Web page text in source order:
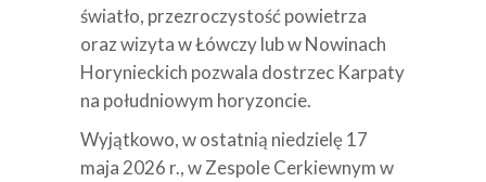
światło, przezroczystość powietrza
oraz wizyta w Łówczy lub w Nowinach
Horynieckich pozwala dostrzec Karpaty
na południowym horyzoncie.
Wyjątkowo, w ostatnią niedzielę 17
maja 2026 r., w Zespole Cerkiewnym w